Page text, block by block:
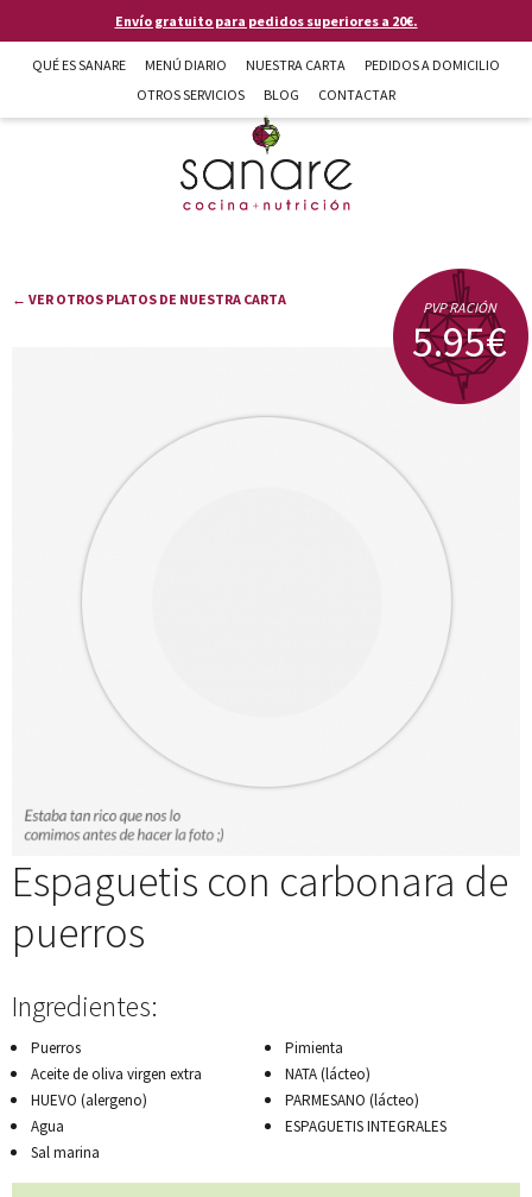
Pasar al contenido principalEnvío gratuito para pedidos superiores a 20€.
QUÉ ES SANARE MENÚ DIARIO NUESTRA CARTA
PEDIDOS A DOMICILIO
OTROS SERVICIOS
BLOG CONTACTAR
Sanare cocina + nutrición en Almería
← VER OTROS PLATOS DE NUESTRA CARTA
Espaguetis con carbonara de
puerros
Ingredientes:
Puerros
Aceite de oliva virgen extra
HUEVO (alergeno)
Agua
Sal marina
Pimienta
NATA (lácteo)
PARMESANO (lácteo)
ESPAGUETIS INTEGRALES
PVP RACIÓN
5.95€